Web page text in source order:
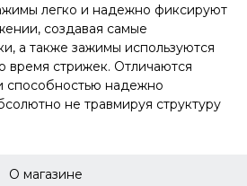
легко и надежно фиксируют
создавая самые
а также зажимы используются
время стрижек. Отличаются
способностью надежно
не травмируя структуру
О магазине